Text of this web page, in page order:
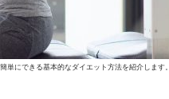
にできる基本的なダイエット方法を紹介します。